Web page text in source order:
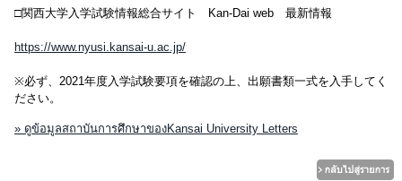
□関西大学入学試験情報総合サイト Kan-Dai web 最新情報
https://www.nyusi.kansai-u.ac.jp/
※必ず、2021年度入学試験要項を確認の上、出願書類一式を入手してく
ださい。
» ดูข้อมูลสถาบันการศึกษาของKansai University Letters